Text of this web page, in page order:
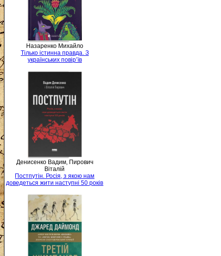
Назаренко Михайло
Тілько істинна правда. З
українських повір’їв
Денисенко Вадим, Пирович
Віталій
Постпутін. Росія, з якою нам
доведеться жити наступні 50 років